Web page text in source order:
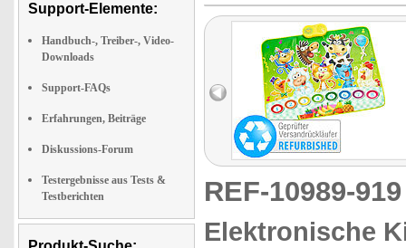
Support-Elemente:
Handbuch-, Treiber-, Video-
Downloads
Support-FAQs
Erfahrungen, Beiträge
Diskussions-Forum
Testergebnisse aus Tests &
Testberichten
REF-10989-
Elektronische